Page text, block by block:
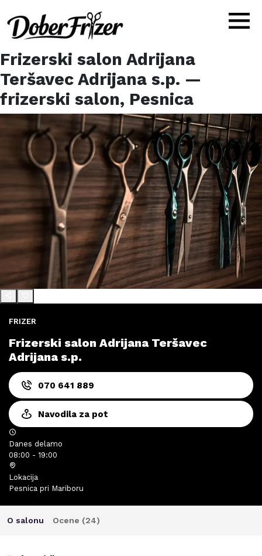
Frizerski salon Adrijana
Teršavec Adrijana s.p. —
frizerski salon, Pesnica
FRIZER
Frizerski salon Adrijana Teršavec
Adrijana s.p.
070 641 889
Navodila za pot
Danes delamo
08:00 - 19:00
Lokacija
Pesnica pri Mariboru
O salonu Ocene (24)